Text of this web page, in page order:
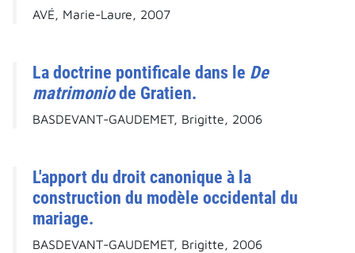
AVÉ, Marie-Laure, 2007
La doctrine pontificale dans le De
matrimoniode Gratien.
BASDEVANT-GAUDEMET, Brigitte, 2006
L'apport du droit canonique à la
construction du modèle occidental du
mariage.
BASDEVANT-GAUDEMET, Brigitte, 2006